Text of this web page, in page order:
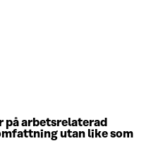
på arbetsrelaterad
utan like som